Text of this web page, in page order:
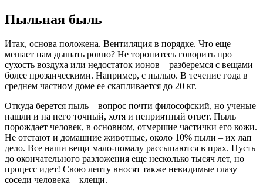
Пыльная быль
Итак, основа положена. Вентиляция в порядке. Что еще
мешает нам дышать ровно? Не торопитесь говорить про
сухость воздуха или недостаток ионов – разберемся с вещами
более прозаическими. Например, с пылью. В течение года в
среднем частном доме ее скапливается до 20 кг.
Откуда берется пыль – вопрос почти философский, но ученые
нашли и на него точный, хотя и неприятный ответ. Пыль
порождает человек, в основном, отмершие частички его кожи.
Не отстают и домашние животные, около 10% пыли – их лап
дело. Все наши вещи мало-помалу рассыпаются в прах. Пусть
до окончательного разложения еще несколько тысяч лет, но
процесс идет! Свою лепту вносят также невидимые глазу
соседи человека – клещи.